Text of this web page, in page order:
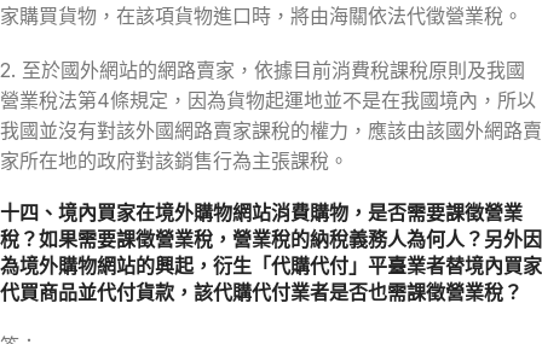
家購買貨物，在該項貨物進口時，將由海關依法代徵營業稅。
2. 至於國外網站的網路賣家，依據目前消費稅課稅原則及我國
營業稅法第4條規定，因為貨物起運地並不是在我國境內，所以
我國並沒有對該外國網路賣家課稅的權力，應該由該國外網路賣
家所在地的政府對該銷售行為主張課稅。
十四、境內買家在境外購物網站消費購物，是否需要課徵營業
稅？如果需要課徵營業稅，營業稅的納稅義務人為何人？另外因
為境外購物網站的興起，衍生「代購代付」平臺業者替境內買家
代買商品並代付貨款，該代購代付業者是否也需課徵營業稅？